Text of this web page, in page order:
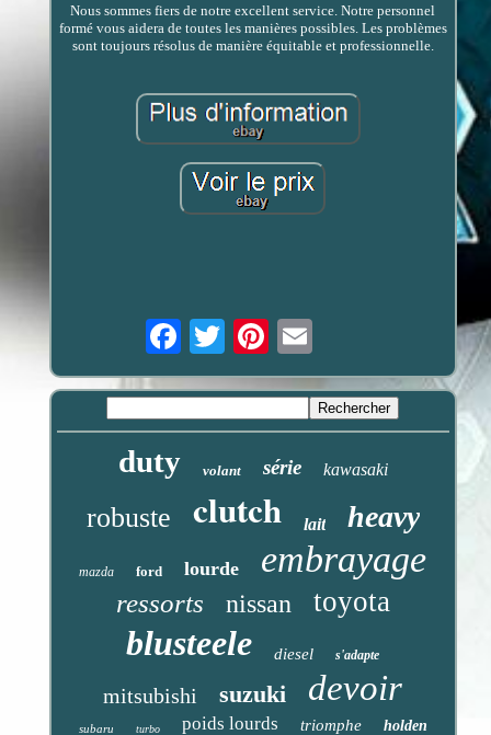
Nous sommes fiers de notre excellent service. Notre personnel
formé vous aidera de toutes les manières possibles. Les problèmes
sont toujours résolus de manière équitable et professionnelle.
Email
duty volant série kawasaki
robuste clutch lait heavy
mazda ford lourde embrayage
ressorts nissan toyota
blusteele diesel s'adapte
mitsubishi suzuki devoir
subaru turbo poids lourds triomphe holden